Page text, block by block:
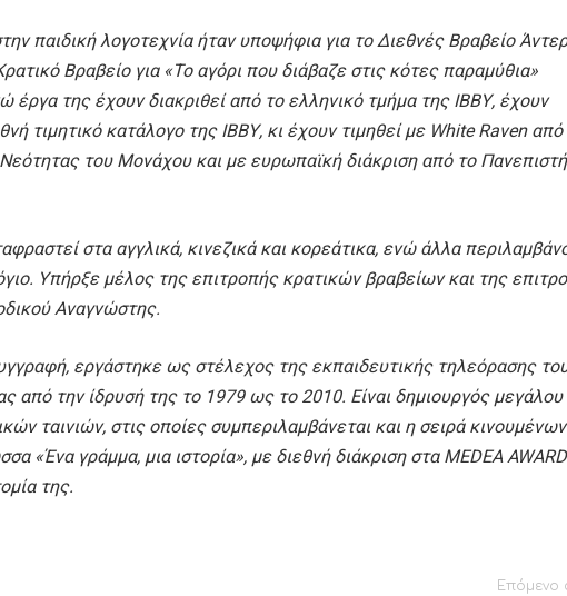
παιδική λογοτεχνία ήταν υποψήφια για το Διεθνές Βραβείο
Βραβείο για «Το αγόρι που διάβαζε στις κότες παραμύθια»
έργα της έχουν διακριθεί από το ελληνικό τμήμα της ΙΒΒΥ, έχουν
τιμητικό κατάλογο της ΙΒΒΥ, κι έχουν τιμηθεί με White Raven από
του Μονάχου και με ευρωπαϊκή διάκριση από το
στα αγγλικά, κινεζικά και κορεάτικα, ενώ άλλα
Υπήρξε μέλος της επιτροπής κρατικών βραβείων και της
Αναγνώστης.
εργάστηκε ως στέλεχος της εκπαιδευτικής τηλεόρασης
από την ίδρυσή της το 1979 ως το 2010. Είναι δημιουργός μεγάλου
ταινιών, στις οποίες συμπεριλαμβάνεται και η σειρά κινουμένων
«Ένα γράμμα, μια ιστορία», με διεθνή διάκριση στα ΜEDEA
της.
Επόμενο